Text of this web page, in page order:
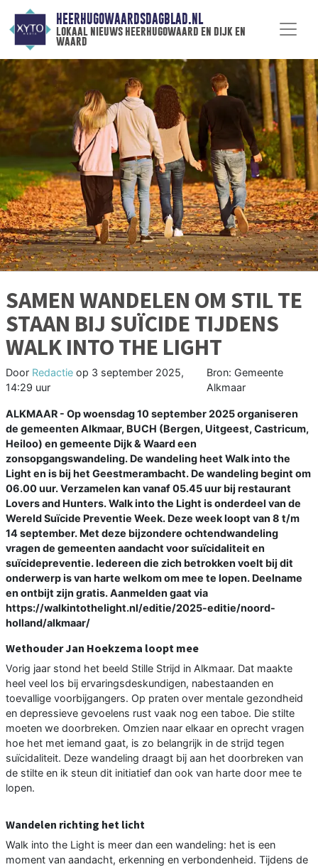
HEERHUGOWAARDSDAGBLAD.NL
lokaal nieuws heerhugowaard en dijk en
waard
SAMEN WANDELEN OM STIL TE
STAAN BIJ SUÏCIDE TIJDENS
WALK INTO THE LIGHT
Door Redactie op 3 september 2025,
14:29 uur
Bron: Gemeente
Alkmaar
ALKMAAR - Op woensdag 10 september 2025 organiseren
de gemeenten Alkmaar, BUCH (Bergen, Uitgeest, Castricum,
Heiloo) en gemeente Dijk & Waard een
zonsopgangswandeling. De wandeling heet Walk into the
Light en is bij het Geestmerambacht. De wandeling begint om
06.00 uur. Verzamelen kan vanaf 05.45 uur bij restaurant
Lovers and Hunters. Walk into the Light is onderdeel van de
Wereld Suïcide Preventie Week. Deze week loopt van 8 t/m
14 september. Met deze bijzondere ochtendwandeling
vragen de gemeenten aandacht voor suïcidaliteit en
suïcidepreventie. Iedereen die zich betrokken voelt bij dit
onderwerp is van harte welkom om mee te lopen. Deelname
en ontbijt zijn gratis. Aanmelden gaat via
https://walkintothelight.nl/editie/2025-editie/noord-
holland/alkmaar/
Wethouder Jan Hoekzema loopt mee
Vorig jaar stond het beeld Stille Strijd in Alkmaar. Dat maakte
heel veel los bij ervaringsdeskundigen, nabestaanden en
toevallige voorbijgangers. Op praten over mentale gezondheid
en depressieve gevoelens rust vaak nog een taboe. Die stilte
moeten we doorbreken. Omzien naar elkaar en oprecht vragen
hoe het met iemand gaat, is zo belangrijk in de strijd tegen
suïcidaliteit. Deze wandeling draagt bij aan het doorbreken van
de stilte en ik steun dit initiatief dan ook van harte door mee te
lopen.
Wandelen richting het licht
Walk into the Light is meer dan een wandeling: het is een
moment van aandacht, erkenning en verbondenheid. Tijdens de